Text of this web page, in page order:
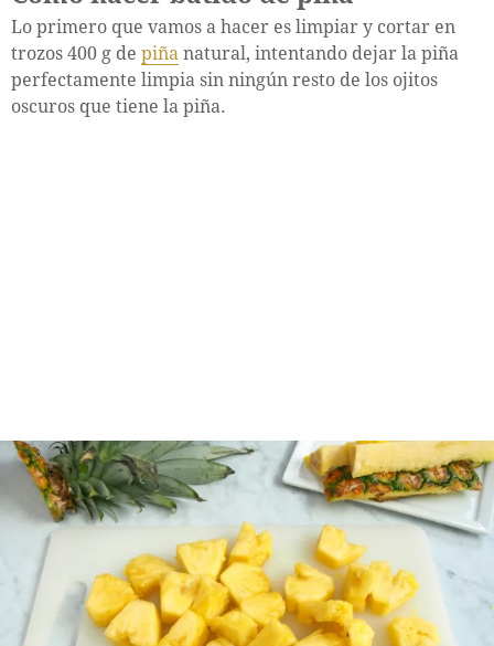
Lo primero que vamos a hacer es limpiar y cortar en
trozos 400 g de piña natural, intentando dejar la piña
perfectamente limpia sin ningún resto de los ojitos
oscuros que tiene la piña.